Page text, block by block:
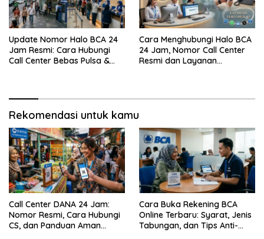
Update Nomor Halo BCA 24
Jam Resmi: Cara Hubungi
Call Center Bebas Pulsa &
Cara Menghubungi Halo BCA
24 Jam, Nomor Call Center
Resmi dan Layanan
Rekomendasi untuk kamu
Call Center DANA 24 Jam:
Nomor Resmi, Cara Hubungi
CS, dan Panduan Aman
Cara Buka Rekening BCA
Online Terbaru: Syarat, Jenis
Tabungan, dan Tips Anti-